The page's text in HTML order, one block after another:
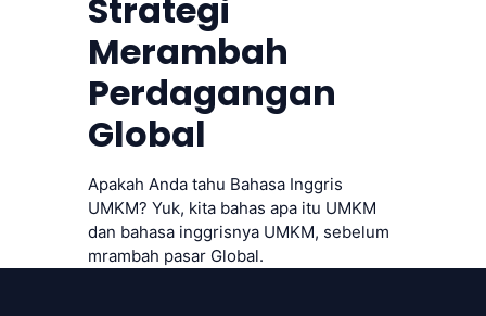
Strategi
Merambah
Perdagangan
Global
Apakah Anda tahu Bahasa Inggris
UMKM? Yuk, kita bahas apa itu UMKM
dan bahasa inggrisnya UMKM, sebelum
mrambah pasar Global.